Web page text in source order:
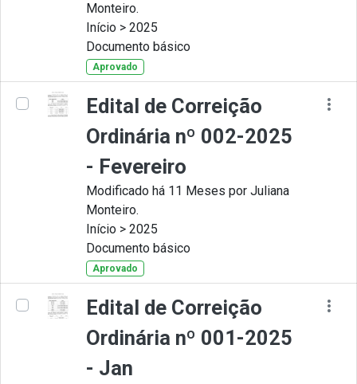
Monteiro.
Início > 2025
Documento básico
Aprovado
Edital de Correição
Ordinária nº 002-2025
- Fevereiro
Modificado há 11 Meses por Juliana
Monteiro.
Início > 2025
Documento básico
Aprovado
Edital de Correição
Ordinária nº 001-2025
- Jan